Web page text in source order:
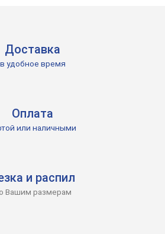
Доставка
в удобное время
Оплата
или наличными
и распил
Вашим размерам